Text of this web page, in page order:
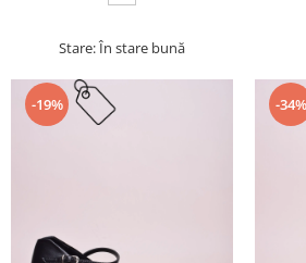
Stare: În stare bună
-19% -34%